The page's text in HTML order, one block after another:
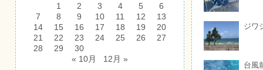
1
2 3 4 5
6
7
8 9 10 11 12
13
14
15 16 17 18 19
20
21
22 23 24 25 26
27
28
29
30
« 10月
12月 »
ジワ
台風